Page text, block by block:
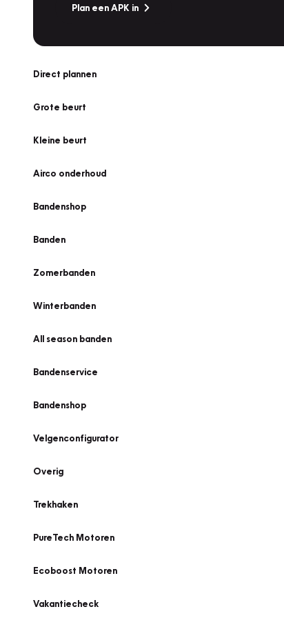
Plan een APK in
Direct plannen
Grote beurt
Kleine beurt
Airco onderhoud
Bandenshop
Banden
Zomerbanden
Winterbanden
All season banden
Bandenservice
Bandenshop
Velgenconfigurator
Overig
Trekhaken
PureTech Motoren
Ecoboost Motoren
Vakantiecheck